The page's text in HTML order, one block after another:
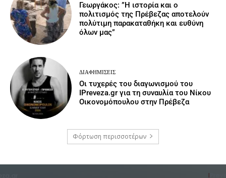
Γεωργάκος: ”Η ιστορία και ο
πολιτισμός της Πρέβεζας αποτελούν
πολύτιμη παρακαταθήκη και ευθύνη
όλων μας”
ΔΙΑΦΗΜΊΣΕΙΣ
Οι τυχερές του διαγωνισμού του
IPreveza.gr για τη συναυλία του Νίκου
Οικονομόπουλου στην Πρέβεζα
Φόρτωση περισσοτέρων